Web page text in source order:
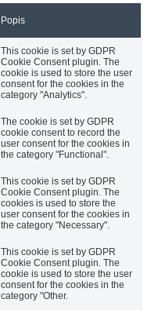
Popis
This cookie is set by GDPR
Cookie Consent plugin. The
cookie is used to store the user
consent for the cookies in the
category "Analytics".
The cookie is set by GDPR
cookie consent to record the
user consent for the cookies in
the category "Functional".
This cookie is set by GDPR
Cookie Consent plugin. The
cookies is used to store the
user consent for the cookies in
the category "Necessary".
This cookie is set by GDPR
Cookie Consent plugin. The
cookie is used to store the user
consent for the cookies in the
category "Other.